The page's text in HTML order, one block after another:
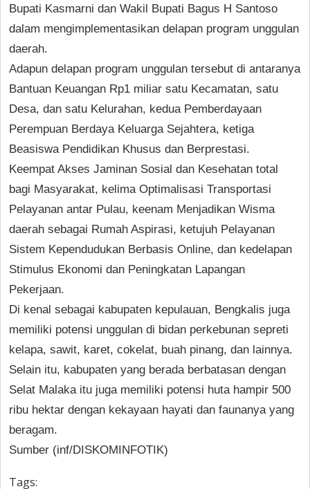
Bupati Kasmarni dan Wakil Bupati Bagus H Santoso
dalam mengimplementasikan delapan program unggulan
daerah.
Adapun delapan program unggulan tersebut di antaranya
Bantuan Keuangan Rp1 miliar satu Kecamatan, satu
Desa, dan satu Kelurahan, kedua Pemberdayaan
Perempuan Berdaya Keluarga Sejahtera, ketiga
Beasiswa Pendidikan Khusus dan Berprestasi.
Keempat Akses Jaminan Sosial dan Kesehatan total
bagi Masyarakat, kelima Optimalisasi Transportasi
Pelayanan antar Pulau, keenam Menjadikan Wisma
daerah sebagai Rumah Aspirasi, ketujuh Pelayanan
Sistem Kependudukan Berbasis Online, dan kedelapan
Stimulus Ekonomi dan Peningkatan Lapangan
Pekerjaan.
Di kenal sebagai kabupaten kepulauan, Bengkalis juga
memiliki potensi unggulan di bidan perkebunan sepreti
kelapa, sawit, karet, cokelat, buah pinang, dan lainnya.
Selain itu, kabupaten yang berada berbatasan dengan
Selat Malaka itu juga memiliki potensi huta hampir 500
ribu hektar dengan kekayaan hayati dan faunanya yang
beragam.
Sumber (inf/DISKOMINFOTIK)
Tags: